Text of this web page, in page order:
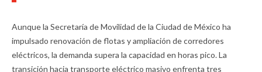
Aunque la Secretaría de Movilidad de la Ciudad de México ha
impulsado renovación de flotas y ampliación de corredores
eléctricos, la demanda supera la capacidad en horas pico. La
transición hacia transporte eléctrico masivo enfrenta tres